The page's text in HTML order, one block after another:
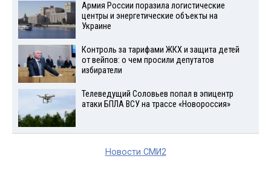
Армия России поразила логистические
центры и энергетические объекты на
Украине
Контроль за тарифами ЖКХ и защита детей
от вейпов: о чем просили депутатов
избиратели
Телеведущий Соловьев попал в эпицентр
атаки БПЛА ВСУ на трассе «Новороссия»
Новости СМИ2